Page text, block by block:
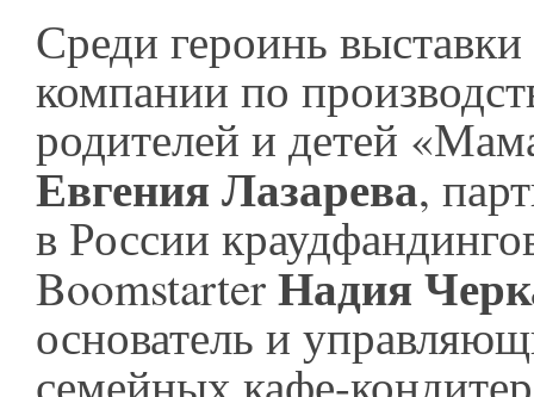
Среди героинь выставки
компании по
родителей и детей
Евгения Лазарева,
в России
BoomstarterНадия
основатель и